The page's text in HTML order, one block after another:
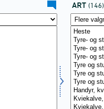
ART (146)